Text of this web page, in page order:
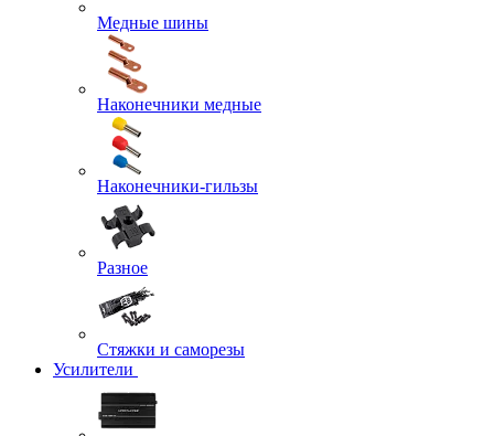
Медные шины
Наконечники медные
Наконечники-гильзы
Разное
Стяжки и саморезы
Усилители